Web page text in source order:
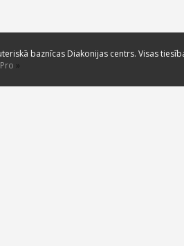
baznīcas Diakonijas centrs. Visas
»